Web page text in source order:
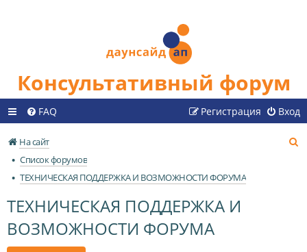
Консультативный форум
FAQ Вход
Регистрация
На сайт
Список форумов
ТЕХНИЧЕСКАЯ ПОДДЕРЖКА И ВОЗМОЖНОСТИ ФОРУМА
ТЕХНИЧЕСКАЯ ПОДДЕРЖКА И
ВОЗМОЖНОСТИ ФОРУМА